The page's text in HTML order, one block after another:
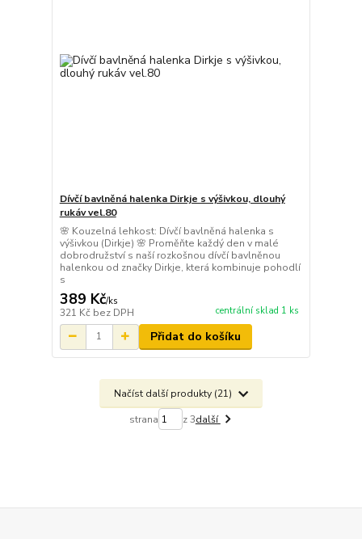
Dívčí bavlněná halenka Dirkje s výšivkou, dlouhý
rukáv vel.80
🌸 Kouzelná lehkost: Dívčí bavlněná halenka s
výšivkou (Dirkje) 🌸 Proměňte každý den v malé
dobrodružství s naší rozkošnou dívčí bavlněnou
halenkou od značky Dirkje, která kombinuje pohodlí
s
389 Kč/ks
321 Kč bez DPH centrální sklad 1 ks
Přidat do košíku
Načíst další produkty (21)
strana z 3další